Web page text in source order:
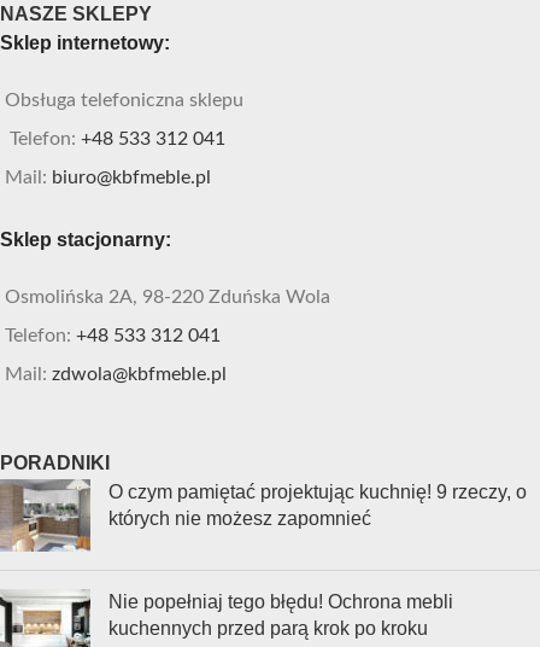
NASZE SKLEPY
Sklep internetowy:
Obsługa telefoniczna sklepu
Telefon: +48 533 312 041
Mail: biuro@kbfmeble.pl
Sklep stacjonarny:
Osmolińska 2A, 98-220 Zduńska Wola
Telefon: +48 533 312 041
Mail: zdwola@kbfmeble.pl
PORADNIKI
O czym pamiętać projektując kuchnię! 9 rzeczy, o
których nie możesz zapomnieć
Nie popełniaj tego błędu! Ochrona mebli
kuchennych przed parą krok po kroku